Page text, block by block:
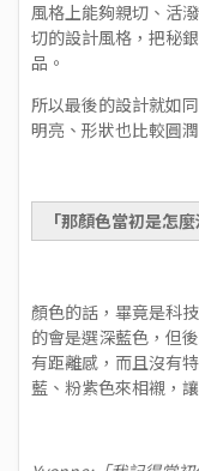
風格上能夠親切、活
切的設計風格，把秘
品。
所以最後的設計就如
明亮、形狀也比較圓
「那顏色當初是怎
顏色的話，畢竟是科
的會是選深藍色，但
有距離感，而且沒有
藍、粉紫色來相襯，